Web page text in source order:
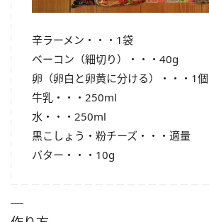
辛ラーメン・・・1袋
ベーコン（細切り）・・・40g
卵（卵白と卵黄に分ける）・・・1個
牛乳・・・250ml
水・・・250ml
黒こしょう・粉チーズ・・・適量
バター・・・10g